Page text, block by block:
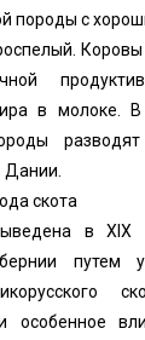
породы с
в молоке. В
Дании.
скота
в XIX
путем
особенное